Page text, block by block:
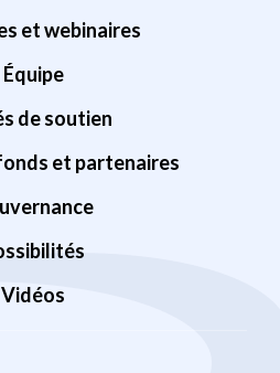
et webinaires
Équipe
de soutien
et partenaires
Vidéos